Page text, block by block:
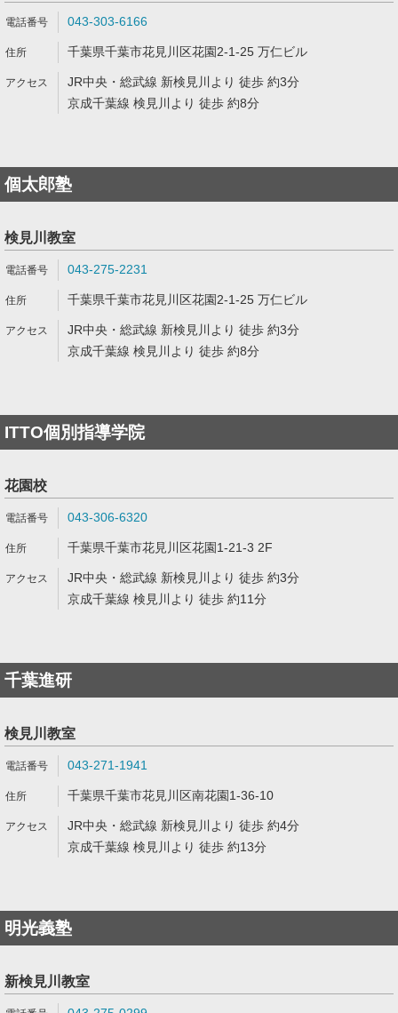
043-303-6166
千葉県千葉市花見川区花園2-1-25 万仁ビル
JR中央・総武線 新検見川より 徒歩 約3分
京成千葉線 検見川より 徒歩 約8分
個太郎塾
検見川教室
043-275-2231
千葉県千葉市花見川区花園2-1-25 万仁ビル
JR中央・総武線 新検見川より 徒歩 約3分
京成千葉線 検見川より 徒歩 約8分
ITTO個別指導学院
花園校
043-306-6320
千葉県千葉市花見川区花園1-21-3 2F
JR中央・総武線 新検見川より 徒歩 約3分
京成千葉線 検見川より 徒歩 約11分
千葉進研
検見川教室
043-271-1941
千葉県千葉市花見川区南花園1-36-10
JR中央・総武線 新検見川より 徒歩 約4分
京成千葉線 検見川より 徒歩 約13分
明光義塾
新検見川教室